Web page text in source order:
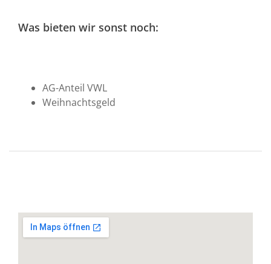
Was bieten wir sonst noch:
AG-Anteil VWL
Weihnachtsgeld